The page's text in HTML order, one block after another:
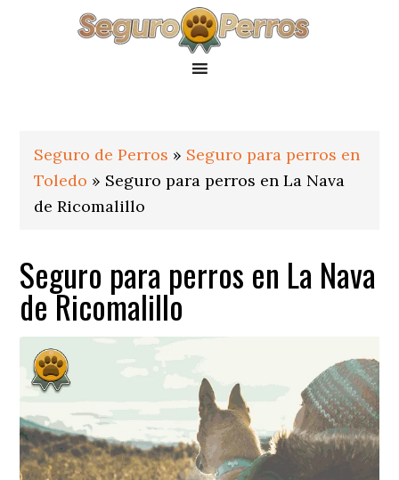
Seguro de Perros » Seguro para perros en
Toledo » Seguro para perros en La Nava
de Ricomalillo
Seguro para perros en La Nava
de Ricomalillo